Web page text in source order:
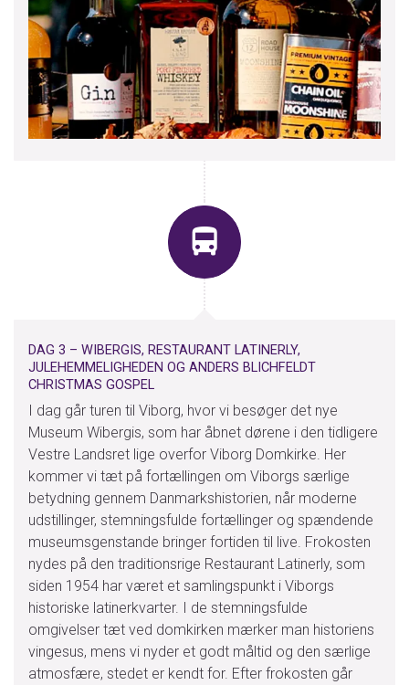
DAG 3 – WIBERGIS, RESTAURANT LATINERLY,
JULEHEMMELIGHEDEN OG ANDERS BLICHFELDT
CHRISTMAS GOSPEL
I dag går turen til Viborg, hvor vi besøger det nye
Museum Wibergis, som har åbnet dørene i den tidligere
Vestre Landsret lige overfor Viborg Domkirke. Her
kommer vi tæt på fortællingen om Viborgs særlige
betydning gennem Danmarkshistorien, når moderne
udstillinger, stemningsfulde fortællinger og spændende
museumsgenstande bringer fortiden til live. Frokosten
nydes på den traditionsrige Restaurant Latinerly, som
siden 1954 har været et samlingspunkt i Viborgs
historiske latinerkvarter. I de stemningsfulde
omgivelser tæt ved domkirken mærker man historiens
vingesus, mens vi nyder et godt måltid og den særlige
atmosfære, stedet er kendt for. Efter frokosten går